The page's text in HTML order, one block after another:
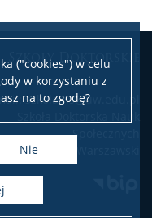
("cookies") w celu
w korzystaniu z
na to zgodę?
Nie
Szkoły Doktorskie
szkola.ns@uw.edu.pl
Społecznych
Uniwersytet Warszawski